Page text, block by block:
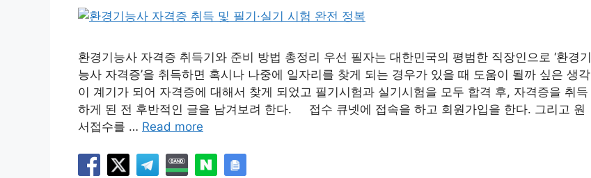
환경기능사 자격증 취득기와 준비 방법 총정리 우선 필자는 대한민국의 평범한 직장인으로 ‘환경기
능사 자격증’을 취득하면 혹시나 나중에 일자리를 찾게 되는 경우가 있을 때 도움이 될까 싶은 생각
이 계기가 되어 자격증에 대해서 찾게 되었고 필기시험과 실기시험을 모두 합격 후, 자격증을 취득
하게 된 전 후반적인 글을 남겨보려 한다. 접수 큐넷에 접속을 하고 회원가입을 한다. 그리고 원
서접수를 … Read more